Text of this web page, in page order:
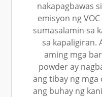
nakapagbawas
emisyon ng
sumasalamin sa
sa kapaligiran.
aming mga
powder ay
ang tibay ng mga
ang buhay ng